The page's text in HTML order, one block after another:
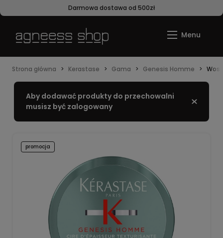
Darmowa dostawa od 500zł
Strona główna Kerastase Gama Genesis Homme
Zamknij
Aby dodawać produkty do przechowalni
musisz być zalogowany
promocja